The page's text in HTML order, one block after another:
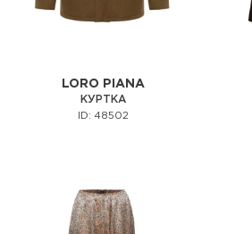
LORO PIANA
КУРТКА
ID: 48502